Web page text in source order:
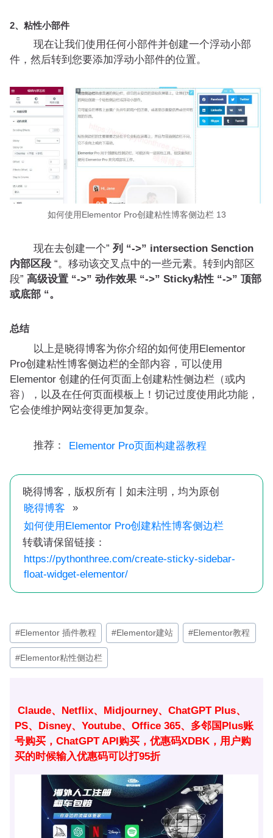
2、粘性小部件
现在让我们使用任何小部件并创建一个浮动小部
件，然后转到您要添加浮动小部件的位置。
如何使用Elementor Pro创建粘性博客侧边栏 13
现在去创建一个” 列 “->” intersection Senction
内部区段 “。移动该交叉点中的一些元素。转到内部区
段” 高级设置 “->” 动作效果 “->” Sticky粘性 “->” 顶部
或底部 “。
总结
以上是晓得博客为你介绍的如何使用Elementor
Pro创建粘性博客侧边栏的全部内容，可以使用
Elementor 创建的任何页面上创建粘性侧边栏（或内
容），以及在任何页面模板上！切记过度使用此功能，
它会使维护网站变得更加复杂。
推荐： Elementor Pro页面构建器教程
晓得博客，版权所有丨如未注明，均为原创
晓得博客
»
如何使用Elementor Pro创建粘性博客侧边栏
转载请保留链接：
https://pythonthree.com/create-sticky-sidebar-
float-widget-elementor/
文
章
标
#Elementor 插件教程 #Elementor建站 #Elementor教程
#Elementor粘性侧边栏
Claude、Netflix、Midjourney、ChatGPT Plus、
PS、Disney、Youtube、Office 365、多邻国Plus账
号购买，ChatGPT API购买，优惠码XDBK，用户购
买的时候输入优惠码可以打95折